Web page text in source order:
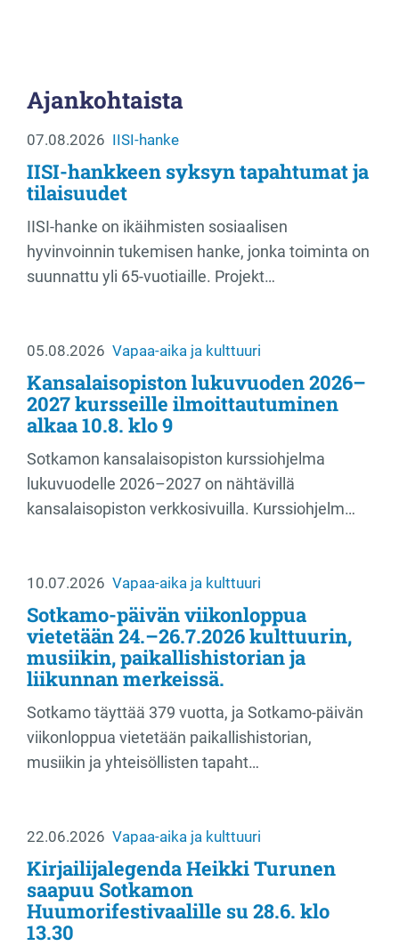
Ajankohtaista
07.08.2026 IISI-hanke
IISI-hankkeen syksyn tapahtumat ja
tilaisuudet
IISI-hanke on ikäihmisten sosiaalisen
hyvinvoinnin tukemisen hanke, jonka toiminta on
suunnattu yli 65-vuotiaille. Projekt…
05.08.2026 Vapaa-aika ja kulttuuri
Kansalaisopiston lukuvuoden 2026–
2027 kursseille ilmoittautuminen
alkaa 10.8. klo 9
Sotkamon kansalaisopiston kurssiohjelma
lukuvuodelle 2026–2027 on nähtävillä
kansalaisopiston verkkosivuilla. Kurssiohjelm…
10.07.2026 Vapaa-aika ja kulttuuri
Sotkamo-päivän viikonloppua
vietetään 24.–26.7.2026 kulttuurin,
musiikin, paikallishistorian ja
liikunnan merkeissä.
Sotkamo täyttää 379 vuotta, ja Sotkamo-päivän
viikonloppua vietetään paikallishistorian,
musiikin ja yhteisöllisten tapaht…
22.06.2026 Vapaa-aika ja kulttuuri
Kirjailijalegenda Heikki Turunen
saapuu Sotkamon
Huumorifestivaalille su 28.6. klo
13.30